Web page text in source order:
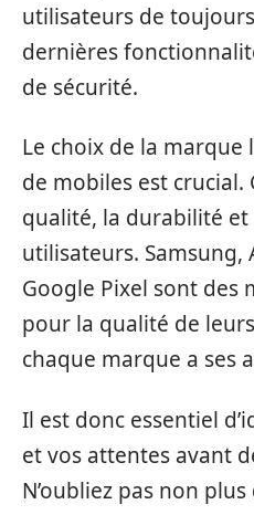
utilisateurs de
dernières
de sécurité.
Le choix de la marque
de mobiles est
qualité, la durabilité
utilisateurs. Samsung,
Google Pixel sont des
pour la qualité de
chaque marque a ses
Il est donc essentiel
et vos attentes avant
N’oubliez pas non